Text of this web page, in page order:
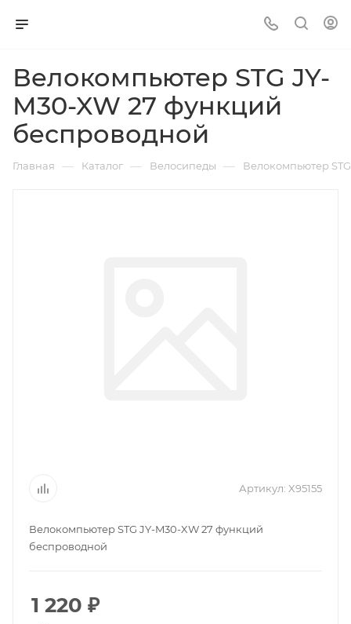
Велокомпьютер STG JY-
M30-XW 27 функций
беспроводной
Главная — Каталог — Велосипеды — Велокомпьютер
Артикул: X95155
Велокомпьютер STG JY-M30-XW 27 функций
беспроводной
1 220 ₽